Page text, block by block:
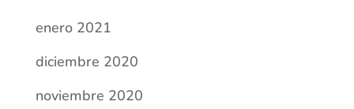
enero 2021
diciembre 2020
noviembre 2020